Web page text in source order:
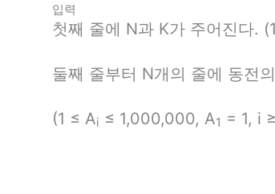
입력
첫째 줄에 N과 K가 주어진다.
둘째 줄부터 N개의 줄에 동전
(1 ≤ Ai ≤ 1,000,000, A1 = 1, i